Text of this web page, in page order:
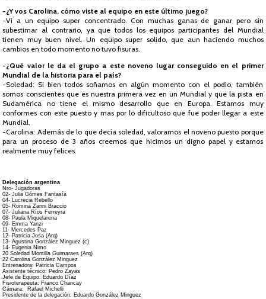
-¿Y vos Carolina, cómo viste al equipo en este último juego?
-Vi a un equipo super concentrado. Con muchas ganas de ganar pero sin
subestimar al contrario, ya que todos los equipos participantes del Mundial
tienen muy buen nivel. Un equipo super solido, que aun haciendo muchos
cambios en todo momento no tuvo fisuras.
-¿Qué valor le da el grupo a este noveno lugar conseguido en el primer
Mundial de la historia para el país?
-Soledad: Si bien todos soñamos en algún momento con el podio, también
somos conscientes que es nuestra primera vez en un Mundial y que la pista en
Sudamérica no tiene el mismo desarrollo que en Europa. Estamos muy
conformes con este puesto y mas por lo dificultoso que fue poder llegar a este
Mundial.
-Carolina: Además de lo que decía soledad, valoramos el noveno puesto porque
para un proceso de 3 años creemos que hicimos un digno papel y estamos
realmente muy felices.
Delegación argentina
Nro- Jugadoras
02- Julia Gómes Fantasía
04- Lucrecia Rebello
05- Romina Zanni Braccio
07- Juliana Ríos Ferreyra
08- Paula Miquelarena
09- Emma Yanzi
11- Mercedes Paz
12- Patricia Josa (Arq)
13- Agustina González Minguez (c)
14- Eugenia Nimo
20 Soledad Montilla Guimaraes (Arq)
22 Carolina González Minguez
Entrenadora: Patricia Campos
Asistente técnico: Pedro Zayas
Jefe de Equipo: Eduardo Díaz
Fisioterapeuta: Franco Chancay
Cámara: Rafael Michelli
Presidente de la delegación: Eduardo González Minguez